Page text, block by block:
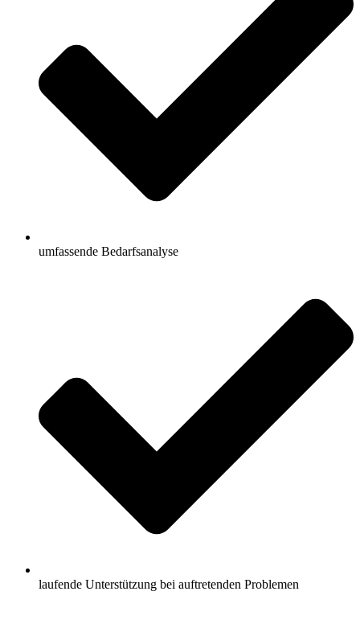
umfassende Bedarfsanalyse
laufende Unterstützung bei auftretenden Problemen